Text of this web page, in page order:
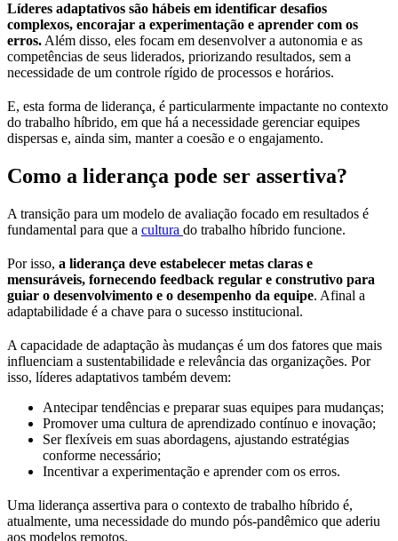
Líderes adaptativos são hábeis em identificar desafios
complexos, encorajar a experimentação e aprender com os
erros. Além disso, eles focam em desenvolver a autonomia e as
competências de seus liderados, priorizando resultados, sem a
necessidade de um controle rígido de processos e horários.
E, esta forma de liderança, é particularmente impactante no contexto
do trabalho híbrido, em que há a necessidade gerenciar equipes
dispersas e, ainda sim, manter a coesão e o engajamento.
Como a liderança pode ser assertiva?
A transição para um modelo de avaliação focado em resultados é
fundamental para que a cultura do trabalho híbrido funcione.
Por isso, a liderança deve estabelecer metas claras e
mensuráveis, fornecendo feedback regular e construtivo para
guiar o desenvolvimento e o desempenho da equipe. Afinal a
adaptabilidade é a chave para o sucesso institucional.
A capacidade de adaptação às mudanças é um dos fatores que mais
influenciam a sustentabilidade e relevância das organizações. Por
isso, líderes adaptativos também devem:
Antecipar tendências e preparar suas equipes para mudanças;
Promover uma cultura de aprendizado contínuo e inovação;
Ser flexíveis em suas abordagens, ajustando estratégias
conforme necessário;
Incentivar a experimentação e aprender com os erros.
Uma liderança assertiva para o contexto de trabalho híbrido é,
atualmente, uma necessidade do mundo pós-pandêmico que aderiu
aos modelos remotos.